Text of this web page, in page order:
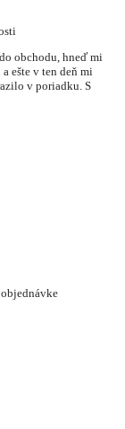
obchodu, hneď mi
ešte v ten deň mi
v poriadku. S